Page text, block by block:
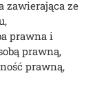
zawierająca ze
prawna i
prawną,
prawną,